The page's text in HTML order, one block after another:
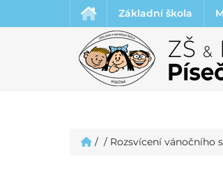
Základní škola
/ / Rozsvícení vánočního